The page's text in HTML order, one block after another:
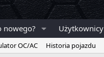
nowego? Użytkownicy
OC/AC Historia pojazdu